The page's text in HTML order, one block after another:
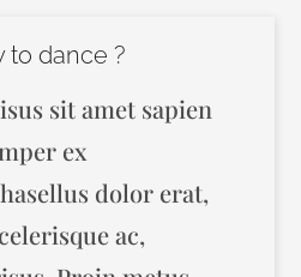
to dance ?
sit amet sapien
ex
dolor erat,
ac,